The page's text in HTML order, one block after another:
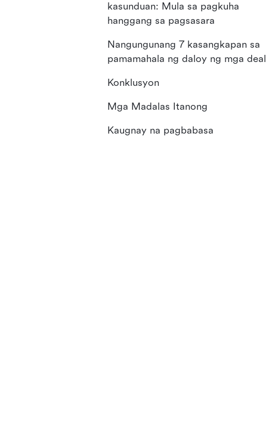
kasunduan: Mula sa pagkuha
hanggang sa pagsasara
Nangungunang 7 kasangkapan sa
pamamahala ng daloy ng mga deal
Konklusyon
Mga Madalas Itanong
Kaugnay na pagbabasa